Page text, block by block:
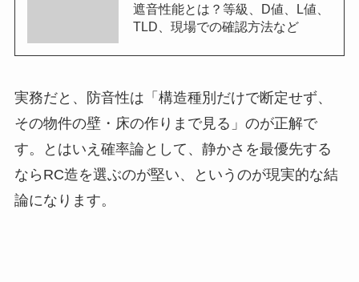
遮音性能とは？等級、D値、L値、
TLD、現場での確認方法など
実務だと、防音性は「構造種別だけで断定せず、
その物件の壁・床の作りまで見る」のが正解で
す。とはいえ確率論として、静かさを最優先する
ならRC造を選ぶのが堅い、というのが現実的な結
論になります。